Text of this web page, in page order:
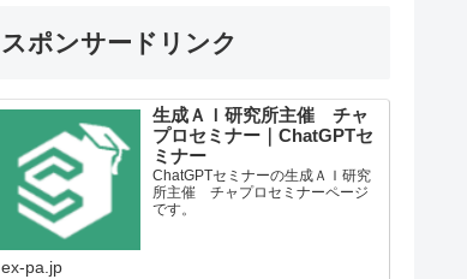
スポンサードリンク
生成ＡＩ研究所主催 チャ
プロセミナー｜ChatGPTセ
ミナー
ChatGPTセミナーの生成ＡＩ研究
所主催 チャプロセミナーページ
です。
ex-pa.jp